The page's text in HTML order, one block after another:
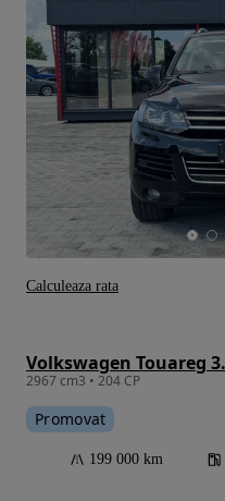
Volkswagen Touareg
2967 cm3 • 204 CP
Promovat
199 000 km
Calculeaza rata